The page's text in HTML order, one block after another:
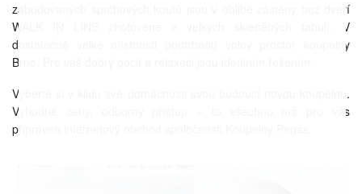
zabudovaných sprchových koutů jsou v oblibě zástěny bez dveří
WALK IN LINE zhotovené z velkých skleněných tabulí. V
dostatečně velké místnosti podtrhnou volný prostor koupelny
Brno. Pro váš dobrý pocit a relaxaci jsou ideálním řešením.
Vyberte si v klidu své domácnosti svou budoucí novou koupelnu.
Výhodné ceny, odborný přístup – to všechno má pro vás
připraven internetový obchod společnosti Koupelny Pegas.